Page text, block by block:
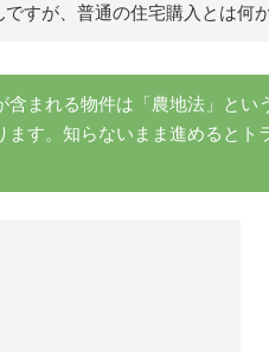
すが、普通の住宅購入とは何
含まれる物件は「農地法」と
ます。知らないまま進めると